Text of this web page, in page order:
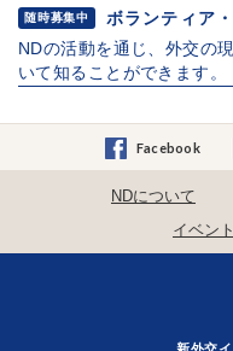
随時募集中
ボランティア
NDの活動を通じ、外交の
いて知ることができます。
Facebook
NDについて
イベント